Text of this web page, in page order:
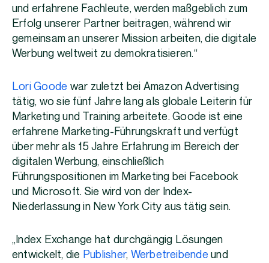
und erfahrene Fachleute, werden maßgeblich zum
Erfolg unserer Partner beitragen, während wir
gemeinsam an unserer Mission arbeiten, die digitale
Werbung weltweit zu demokratisieren.“
Lori Goode war zuletzt bei Amazon Advertising
tätig, wo sie fünf Jahre lang als globale Leiterin für
Marketing und Training arbeitete. Goode ist eine
erfahrene Marketing-Führungskraft und verfügt
über mehr als 15 Jahre Erfahrung im Bereich der
digitalen Werbung, einschließlich
Führungspositionen im Marketing bei Facebook
und Microsoft. Sie wird von der Index-
Niederlassung in New York City aus tätig sein.
„Index Exchange hat durchgängig Lösungen
entwickelt, die Publisher, Werbetreibende und